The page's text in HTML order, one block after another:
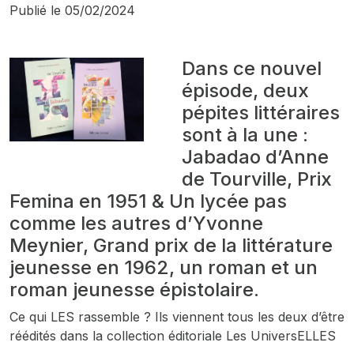
Publié le 05/02/2024
Dans ce nouvel
épisode, deux
pépites littéraires
sont à la une :
Jabadao d’Anne
de Tourville, Prix
Femina en 1951 & Un lycée pas
comme les autres d’Yvonne
Meynier, Grand prix de la littérature
jeunesse en 1962, un roman et un
roman jeunesse épistolaire.
Ce qui LES rassemble ? Ils viennent tous les deux d’être
réédités dans la collection éditoriale Les UniversELLES